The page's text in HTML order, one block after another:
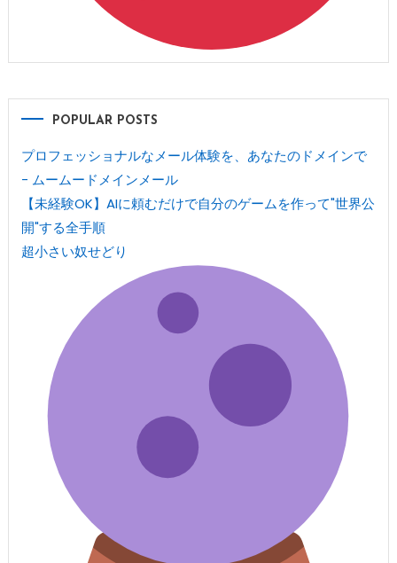
POPULAR POSTS
プロフェッショナルなメール体験を、あなたのドメインで
- ムームードメインメール
【未経験OK】AIに頼むだけで自分のゲームを作って"世界公
開"する全手順
超小さい奴せどり